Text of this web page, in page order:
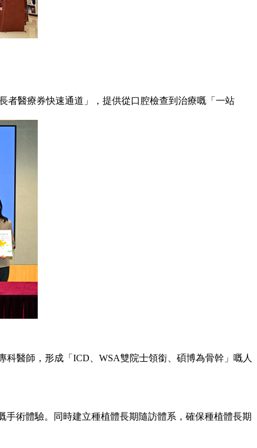
者醫療券快速通道」，提供從口腔檢查到治療嘅「一站
醫師，形成「ICD、WSA雙院士領銜、碩博為骨幹」嘅人
術體驗。同時建立種植體長期隨訪體系，確保種植體長期